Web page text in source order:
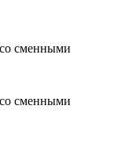
сменными
сменными